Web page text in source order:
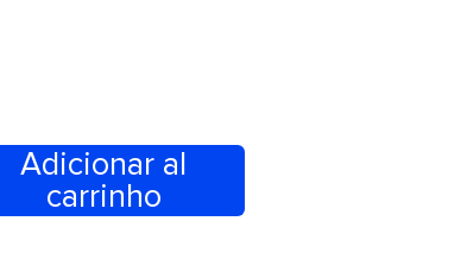
Adicionar al
carrinho